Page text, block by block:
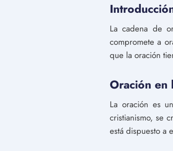
La cadena de
compromete a
que la oración
Oración en
La oración es
cristianismo, se
está dispuesto a